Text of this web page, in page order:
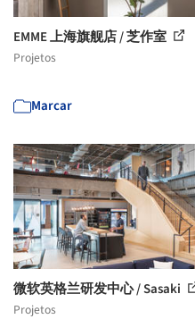
EMME 上海旗舰店 / 芝作室
Projetos
Marcar
微软英格兰研发中心 / Sasaki
Projetos